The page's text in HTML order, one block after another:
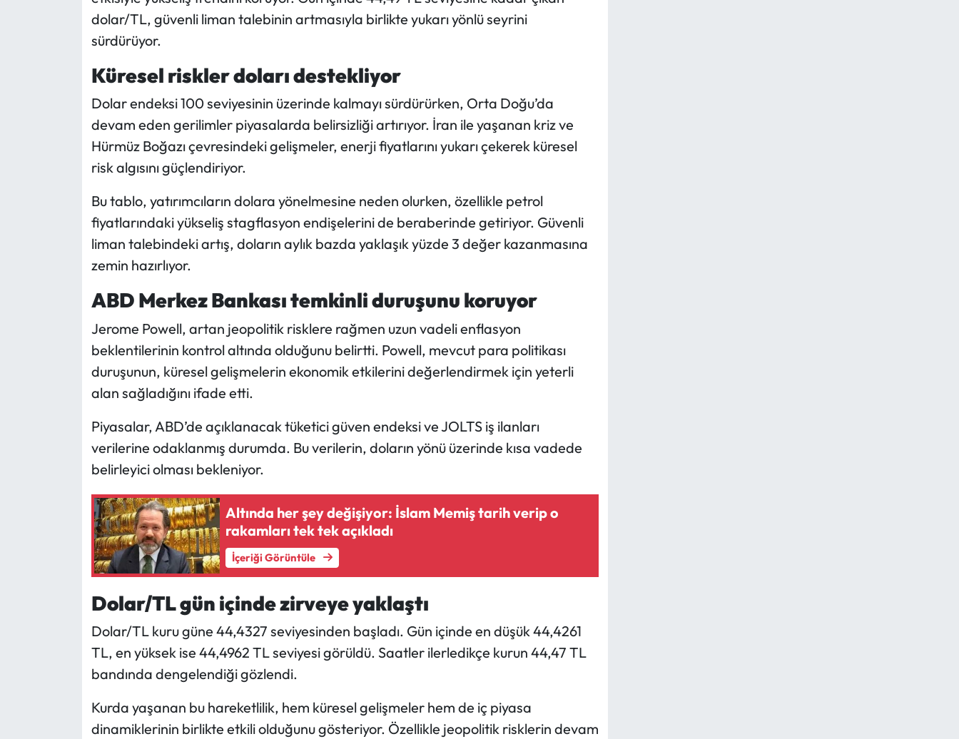
dolar/TL, güvenli liman talebinin artmasıyla birlikte yukarı yönlü seyrini
sürdürüyor.
Küresel riskler doları destekliyor
Dolar endeksi 100 seviyesinin üzerinde kalmayı sürdürürken, Orta Doğu’da
devam eden gerilimler piyasalarda belirsizliği artırıyor. İran ile yaşanan kriz ve
Hürmüz Boğazı çevresindeki gelişmeler, enerji fiyatlarını yukarı çekerek küresel
risk algısını güçlendiriyor.
Bu tablo, yatırımcıların dolara yönelmesine neden olurken, özellikle petrol
fiyatlarındaki yükseliş stagflasyon endişelerini de beraberinde getiriyor. Güvenli
liman talebindeki artış, doların aylık bazda yaklaşık yüzde 3 değer kazanmasına
zemin hazırlıyor.
ABD Merkez Bankası temkinli duruşunu koruyor
Jerome Powell, artan jeopolitik risklere rağmen uzun vadeli enflasyon
beklentilerinin kontrol altında olduğunu belirtti. Powell, mevcut para politikası
duruşunun, küresel gelişmelerin ekonomik etkilerini değerlendirmek için yeterli
alan sağladığını ifade etti.
Piyasalar, ABD’de açıklanacak tüketici güven endeksi ve JOLTS iş ilanları
verilerine odaklanmış durumda. Bu verilerin, doların yönü üzerinde kısa vadede
belirleyici olması bekleniyor.
Altında her şey değişiyor: İslam Memiş tarih verip o
rakamları tek tek açıkladı
İçeriği Görüntüle
Dolar/TL gün içinde zirveye yaklaştı
Dolar/TL kuru güne 44,4327 seviyesinden başladı. Gün içinde en düşük 44,4261
TL, en yüksek ise 44,4962 TL seviyesi görüldü. Saatler ilerledikçe kurun 44,47 TL
bandında dengelendiği gözlendi.
Kurda yaşanan bu hareketlilik, hem küresel gelişmeler hem de iç piyasa
dinamiklerinin birlikte etkili olduğunu gösteriyor. Özellikle jeopolitik risklerin devam
Mecitözü Haberleri
Oğuzlar Haberleri
Ortaköy Haberleri
Osmancık Haberleri
Resmi İlan
Resmi Reklam
Sungurlu Haberleri
Uğurludağ Haberleri
Yayla Haber
Yemek Tarifleri
Yerel Haberler